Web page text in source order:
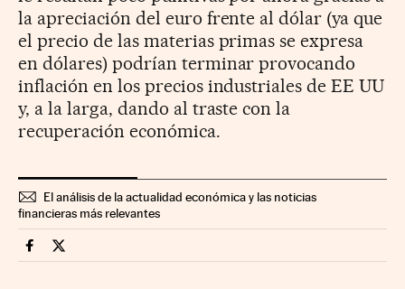
la apreciación del euro frente al dólar (ya que
el precio de las materias primas se expresa
en dólares) podrían terminar provocando
inflación en los precios industriales de EE UU
y, a la larga, dando al traste con la
recuperación económica.
El análisis de la actualidad económica y las noticias
financieras más relevantes
Mercados Financieros Cinco Días en Facebook
Mercados Financieros Cinco Días en Twitter